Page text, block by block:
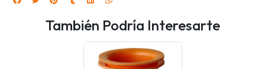
También Podría Interesarte